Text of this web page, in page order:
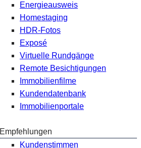
Energieausweis
Homestaging
HDR-Fotos
Exposé
Virtuelle Rundgänge
Remote Besichtigungen
Immobilienfilme
Kundendatenbank
Immobilienportale
Empfehlungen
Kundenstimmen